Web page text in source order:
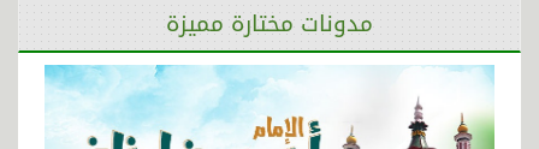
مدونات مختارة مميزة